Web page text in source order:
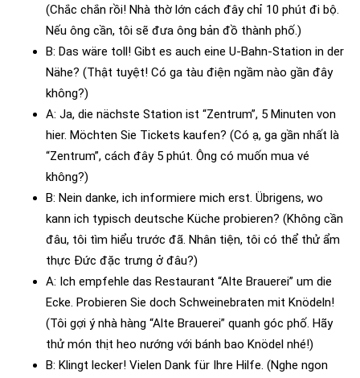
(Chắc chắn rồi! Nhà thờ lớn cách đây chỉ 10 phút đi bộ.
Nếu ông cần, tôi sẽ đưa ông bản đồ thành phố.)
B: Das wäre toll! Gibt es auch eine U-Bahn-Station in der
Nähe? (Thật tuyệt! Có ga tàu điện ngầm nào gần đây
không?)
A: Ja, die nächste Station ist “Zentrum”, 5 Minuten von
hier. Möchten Sie Tickets kaufen? (Có ạ, ga gần nhất là
“Zentrum”, cách đây 5 phút. Ông có muốn mua vé
không?)
B: Nein danke, ich informiere mich erst. Übrigens, wo
kann ich typisch deutsche Küche probieren? (Không cần
đâu, tôi tìm hiểu trước đã. Nhân tiện, tôi có thể thử ẩm
thực Đức đặc trưng ở đâu?)
A: Ich empfehle das Restaurant “Alte Brauerei” um die
Ecke. Probieren Sie doch Schweinebraten mit Knödeln!
(Tôi gợi ý nhà hàng “Alte Brauerei” quanh góc phố. Hãy
thử món thịt heo nướng với bánh bao Knödel nhé!)
B: Klingt lecker! Vielen Dank für Ihre Hilfe. (Nghe ngon